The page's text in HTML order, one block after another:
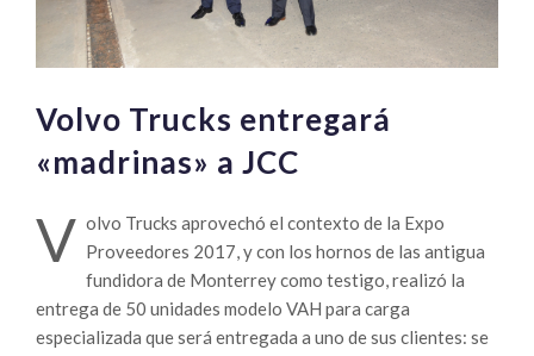
Volvo Trucks entregará
«madrinas» a JCC
V olvo Trucks aprovechó el contexto de la Expo
Proveedores 2017, y con los hornos de las antigua
fundidora de Monterrey como testigo, realizó la
entrega de 50 unidades modelo VAH para carga
especializada que será entregada a uno de sus clientes: se